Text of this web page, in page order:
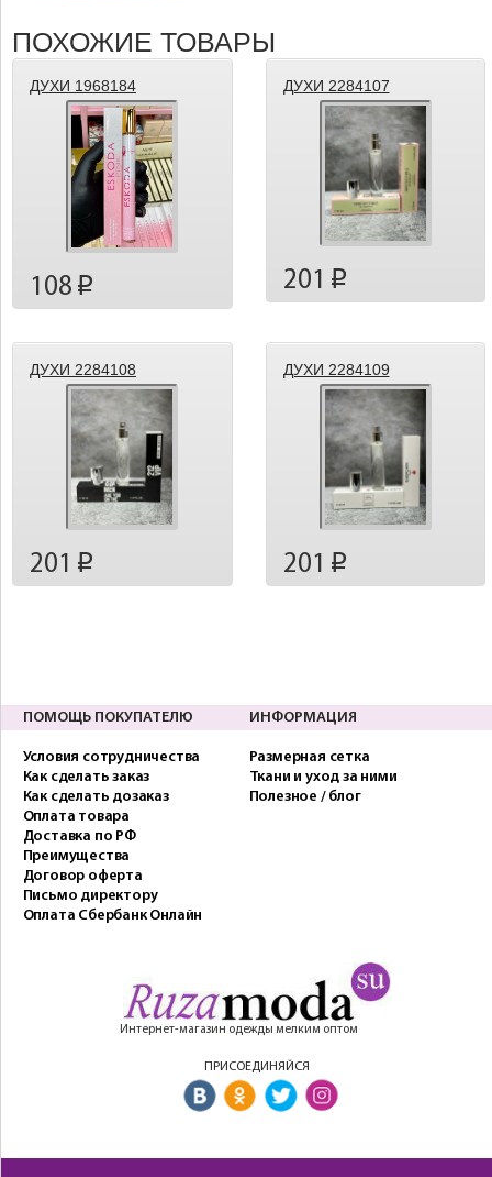
ПОХОЖИЕ ТОВАРЫ
ДУХИ 1968184
108 p
ДУХИ 2284107
201 p
ДУХИ 2284108
201 p
ДУХИ 2284109
201 p
ПОМОЩЬ ПОКУПАТЕЛЮ
Условия сотрудничества
Как сделать заказ
Как сделать дозаказ
Оплата товара
Доставка по РФ
Преимущества
Договор оферта
Письмо директору
Оплата Сбербанк Онлайн
ИНФОРМАЦИЯ
Размерная сетка
Ткани и уход за ними
Полезное / блог
Интернет-магазин одежды мелким оптом
ПРИСОЕДИНЯЙСЯ